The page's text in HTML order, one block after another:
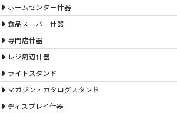
ホームセンター什器
食品スーパー什器
専門店什器
レジ周辺什器
ライトスタンド
マガジン・カタログスタンド
ディスプレイ什器